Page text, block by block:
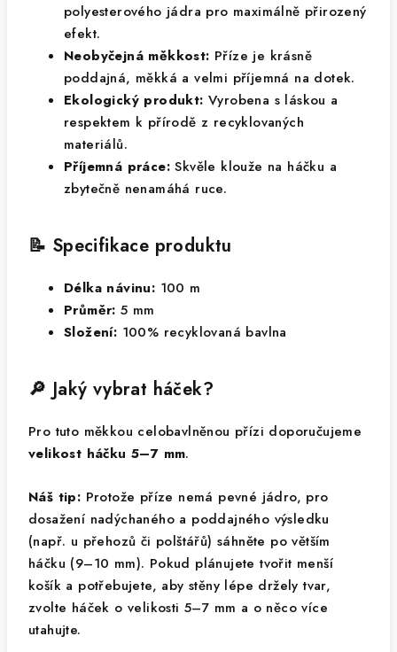
polyesterového jádra pro maximálně přirozený
efekt.
Neobyčejná měkkost: Příze je krásně
poddajná, měkká a velmi příjemná na dotek.
Ekologický produkt: Vyrobena s láskou a
respektem k přírodě z recyklovaných
materiálů.
Příjemná práce: Skvěle klouže na háčku a
zbytečně nenamáhá ruce.
📝 Specifikace produktu
Délka návinu: 100 m
Průměr: 5 mm
Složení: 100% recyklovaná bavlna
🔎 Jaký vybrat háček?
Pro tuto měkkou celobavlněnou přízi doporučujeme
velikost háčku 5–7 mm.
Náš tip: Protože příze nemá pevné jádro, pro
dosažení nadýchaného a poddajného výsledku
(např. u přehozů či polštářů) sáhněte po větším
háčku (9–10 mm). Pokud plánujete tvořit menší
košík a potřebujete, aby stěny lépe držely tvar,
zvolte háček o velikosti 5–7 mm a o něco více
utahujte.